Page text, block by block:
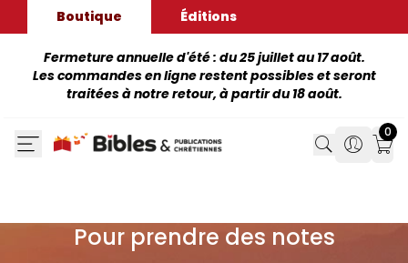
Boutique Éditions
Fermeture annuelle d'été : du 25 juillet au 17 août.
Les commandes en ligne restent possibles et seront
traitées à notre retour, à partir du 18 août.
Search
Search
0
Pour prendre des notes